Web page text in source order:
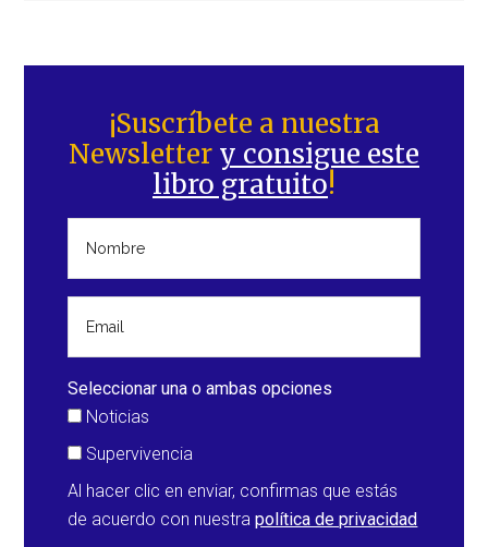
lateral
principal
¡Suscríbete a nuestra
Newsletter y consigue este
libro gratuito!
Seleccionar una o ambas opciones
Noticias
Supervivencia
Al hacer clic en enviar, confirmas que estás
de acuerdo con nuestrapolítica de privacidad